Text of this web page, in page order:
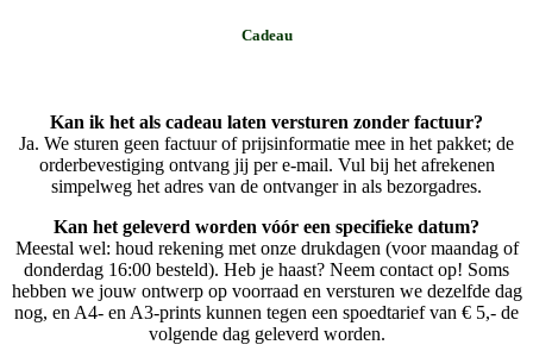
Cadeau
Kan ik het als cadeau laten versturen zonder factuur?
Ja. We sturen geen factuur of prijsinformatie mee in het pakket; de
orderbevestiging ontvang jij per e-mail. Vul bij het afrekenen
simpelweg het adres van de ontvanger in als bezorgadres.
Kan het geleverd worden vóór een specifieke datum?
Meestal wel: houd rekening met onze drukdagen (voor maandag of
donderdag 16:00 besteld). Heb je haast? Neem contact op! Soms
hebben we jouw ontwerp op voorraad en versturen we dezelfde dag
nog, en A4- en A3-prints kunnen tegen een spoedtarief van € 5,- de
volgende dag geleverd worden.